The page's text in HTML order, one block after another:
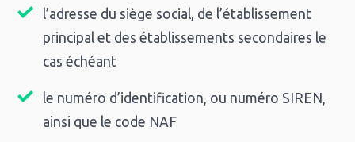
l’adresse du siège social, de l’établissement
principal et des établissements secondaires le
cas échéant
le numéro d’identification, ou numéro SIREN,
ainsi que le code NAF